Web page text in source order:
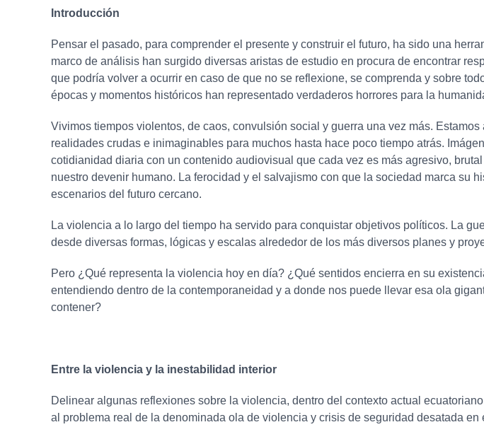
Introducción
Pensar el pasado, para comprender el presente y construir el futuro, ha sido una
marco de análisis han surgido diversas aristas de estudio en procura de encontrar
que podría volver a ocurrir en caso de que no se reflexione, se comprenda y sobre
épocas y momentos históricos han representado verdaderos horrores para la
Vivimos tiempos violentos, de caos, convulsión social y guerra una vez más.
realidades crudas e inimaginables para muchos hasta hace poco tiempo atrás.
cotidianidad diaria con un contenido audiovisual que cada vez es más agresivo,
nuestro devenir humano. La ferocidad y el salvajismo con que la sociedad marca su
escenarios del futuro cercano.
La violencia a lo largo del tiempo ha servido para conquistar objetivos políticos. La
desde diversas formas, lógicas y escalas alrededor de los más diversos planes y
Pero ¿Qué representa la violencia hoy en día? ¿Qué sentidos encierra en su
entendiendo dentro de la contemporaneidad y a donde nos puede llevar esa ola
contener?
Entre la violencia y la inestabilidad interior
Delinear algunas reflexiones sobre la violencia, dentro del contexto actual
al problema real de la denominada ola de violencia y crisis de seguridad desatada